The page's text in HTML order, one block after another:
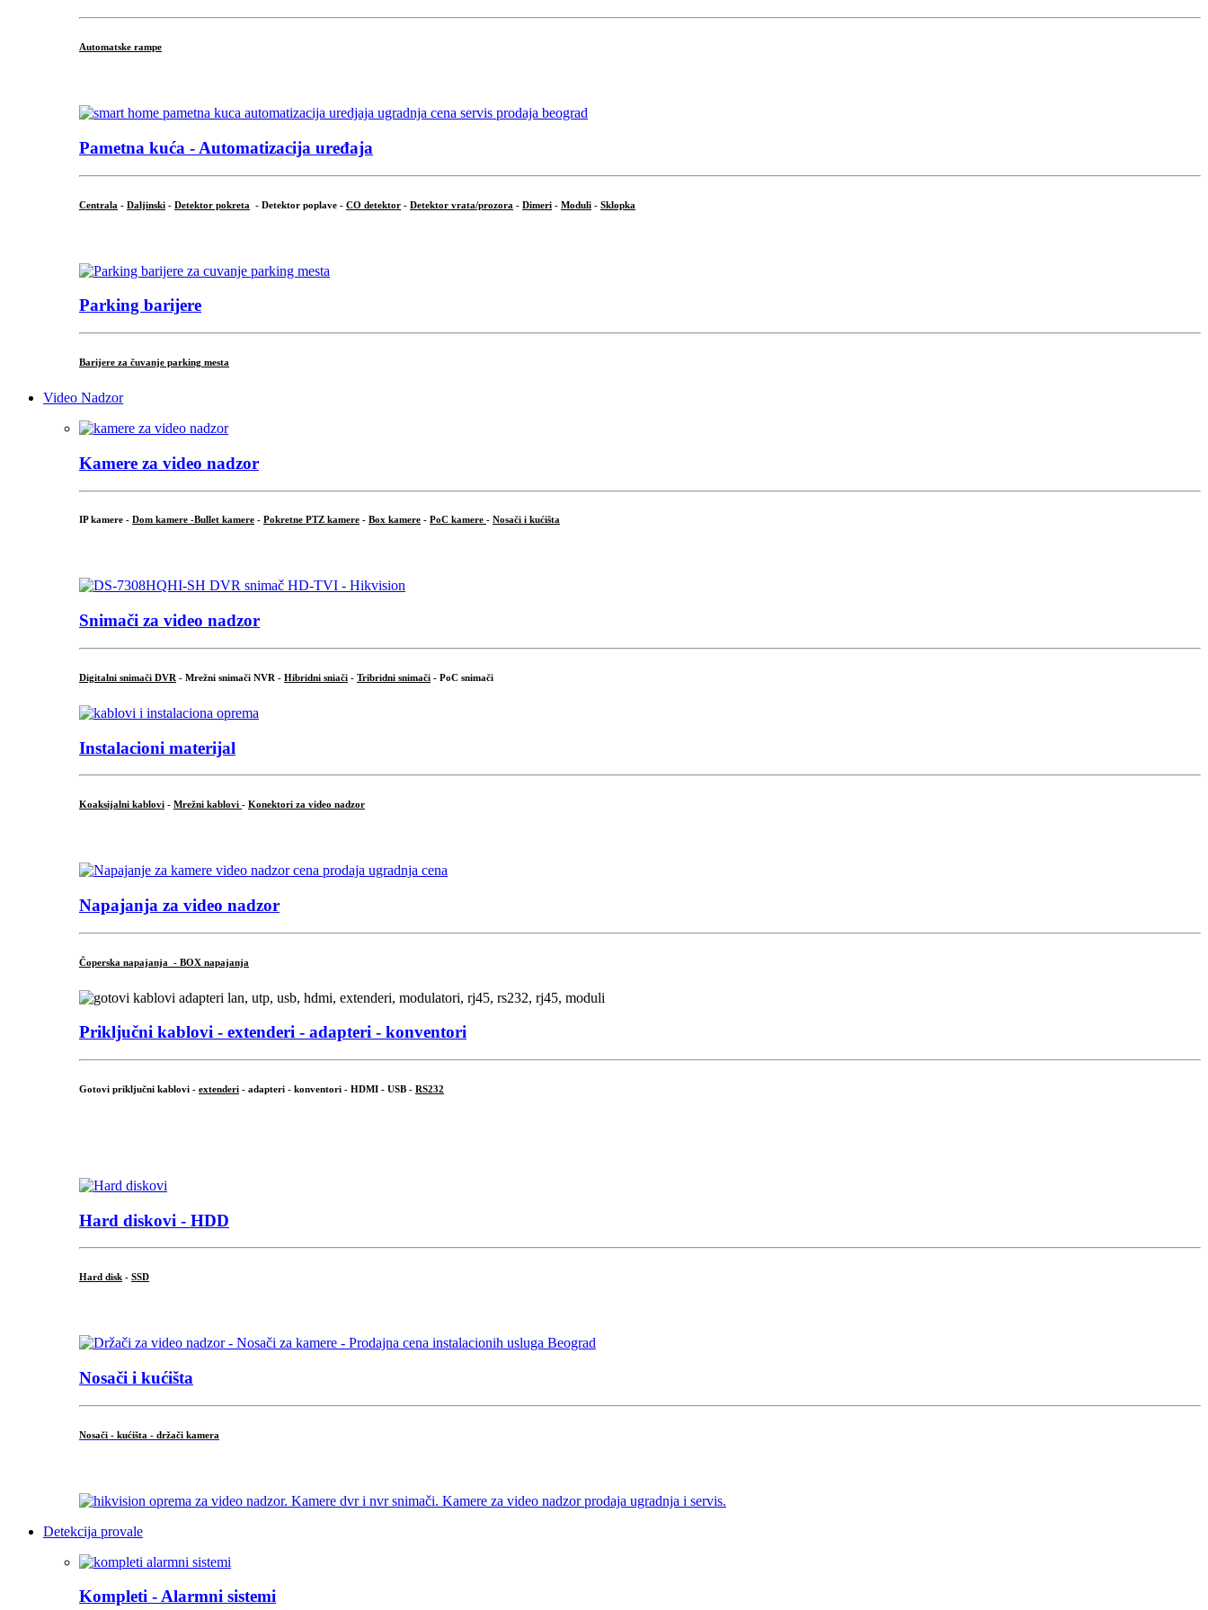
Automatske rampe
Pametna kuća - Automatizacija uređaja
Centrala - Daljinski - Detektor pokreta - Detektor poplave - CO detektor - Detektor vrata/prozora - Dimeri - Moduli - Sklopka
Parking barijere
Barijere za čuvanje parking mesta
Video Nadzor
Kamere za video nadzor
IP kamere - Dom kamere -Bullet kamere - Pokretne PTZ kamere - Box kamere - PoC kamere - Nosači i kućišta
Snimači za video nadzor
Digitalni snimači DVR - Mrežni snimači NVR - Hibridni sniači - Tribridni snimači - PoC snimači
Instalacioni materijal
Koaksijalni kablovi - Mrežni kablovi - Konektori za video nadzor
Napajanja za video nadzor
Čoperska napajanja - BOX napajanja
Priključni kablovi - extenderi - adapteri - konventori
Gotovi priključni kablovi - extenderi - adapteri - konventori - HDMI - USB - RS232
Hard diskovi - HDD
Hard disk - SSD
Nosači i kućišta
Nosači - kućišta - držači kamera
Detekcija provale
Kompleti - Alarmni sistemi